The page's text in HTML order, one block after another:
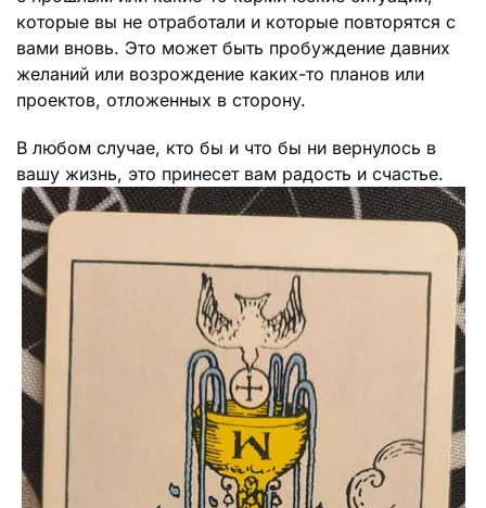
которые вы не отработали и которые повторятся с
вами вновь. Это может быть пробуждение давних
желаний или возрождение каких-то планов или
проектов, отложенных в сторону.
В любом случае, кто бы и что бы ни вернулось в
вашу жизнь, это принесет вам радость и счастье.